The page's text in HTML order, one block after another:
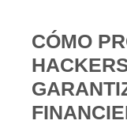
CÓMO